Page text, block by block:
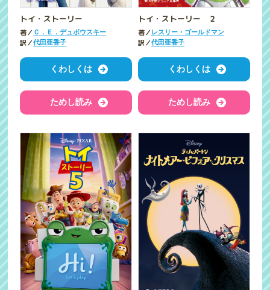
トイ・ストーリー
著／ Ｃ．Ｅ．デュボウスキー
訳／代田亜香子
くわしくは
ためし読み
トイ・ストーリー ２
著／レスリー・ゴールドマン
訳／代田亜香子
くわしくは
ためし読み